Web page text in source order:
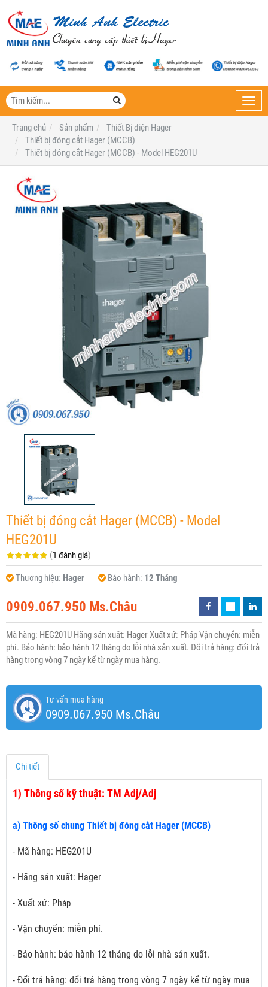
Trang chủ
Sản phẩm
Thiết Bị điện Hager
Thiết bị đóng cắt Hager (MCCB)
Thiết bị đóng cắt Hager (MCCB) - Model HEG201U
Thiết bị đóng cắt Hager (MCCB) - Model
HEG201U
(1 đánh giá)
Thương hiệu: Hager Bảo hành: 12 Tháng
0909.067.950 Ms.Châu
Mã hàng: HEG201U Hãng sản xuất: Hager Xuất xứ: Pháp Vận chuyển: miễn
phí. Bảo hành: bảo hành 12 tháng do lỗi nhà sản xuất. Đổi trả hàng: đổi trả
hàng trong vòng 7 ngày kể từ ngày mua hàng.
Tư vấn mua hàng
0909.067.950 Ms.Châu
Chi tiết
1) Thông số kỹ thuật: TM Adj/Adj
a) Thông số chung Thiết bị đóng cắt Hager (MCCB)
- Mã hàng: HEG201U
- Hãng sản xuất: Hager
- Xuất xứ: Pháp
- Vận chuyển: miễn phí.
- Bảo hành: bảo hành 12 tháng do lỗi nhà sản xuất.
- Đổi trả hàng: đổi trả hàng trong vòng 7 ngày kể từ ngày mua